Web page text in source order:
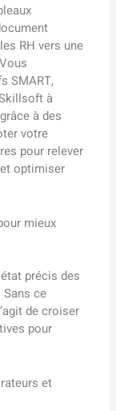
RH vers une
SMART,
à
à des
votre
pour relever
optimiser
mieux
précis des
ce
de croiser
pour
et